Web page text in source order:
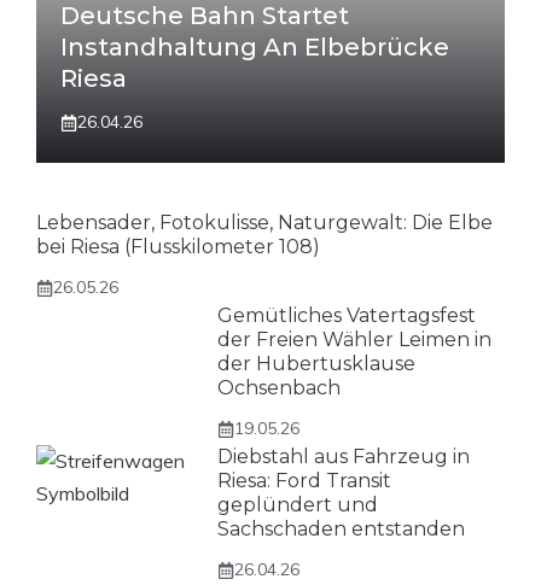
Deutsche Bahn Startet
Instandhaltung An Elbebrücke
Riesa
26.04.26
Lebensader, Fotokulisse, Naturgewalt: Die Elbe
bei Riesa (Flusskilometer 108)
26.05.26
Gemütliches Vatertagsfest
der Freien Wähler Leimen in
der Hubertusklause
Ochsenbach
19.05.26
Diebstahl aus Fahrzeug in
Riesa: Ford Transit
geplündert und
Sachschaden entstanden
26.04.26